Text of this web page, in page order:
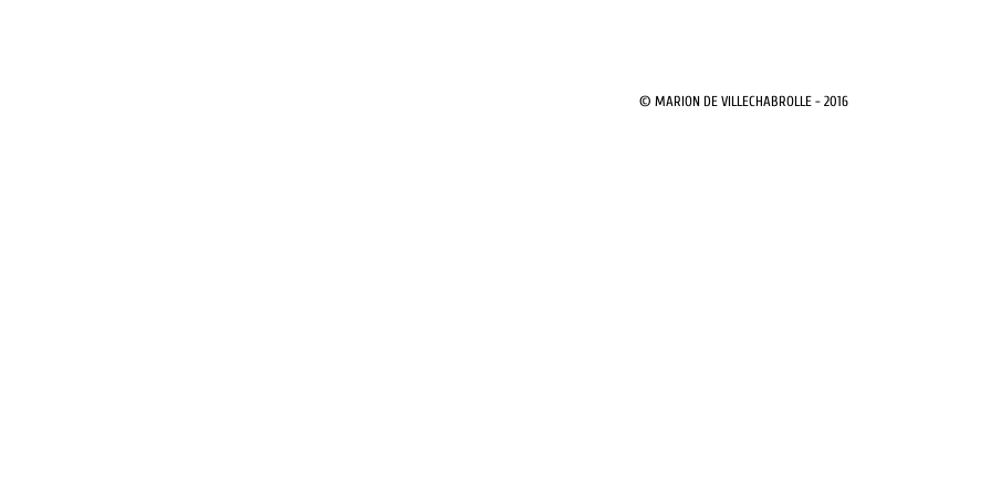
© MARION DE VILLECHABROLLE - 2016